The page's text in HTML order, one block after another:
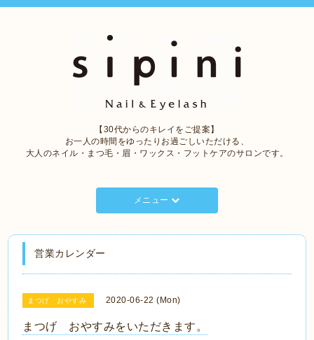
【30代からのキレイをご提案】
お一人の時間をゆったりお過ごしいただける、
大人のネイル・まつ毛・眉・ワックス・フットケアのサロンです。
メニュー
営業カレンダー
まつげ おやすみ 2020-06-22 (Mon)
まつげ おやすみをいただきます。